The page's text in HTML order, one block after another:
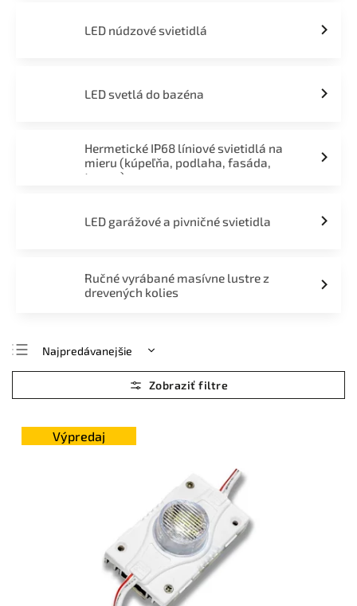
LED núdzové svietidlá
LED svetlá do bazéna
Hermetické IP68 líniové svietidlá na
mieru (kúpeľňa, podlaha, fasáda,
terasa)
LED garážové a pivničné svietidla
Ručné vyrábané masívne lustre z
drevených kolies
Najpredávanejšie
Najlacnejšie
Najdrahšie
Abecedne
Výpredaj